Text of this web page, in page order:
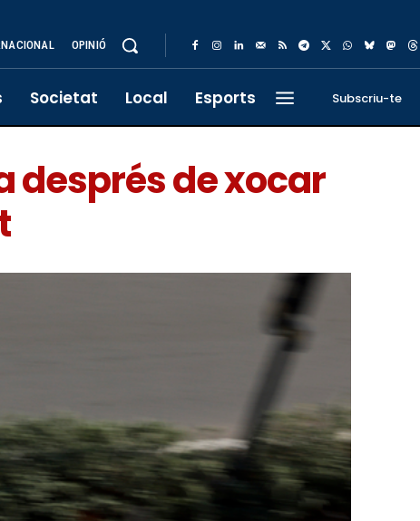
OPINIÓ
Societat Local Esports Subscriu-te
després de xocar